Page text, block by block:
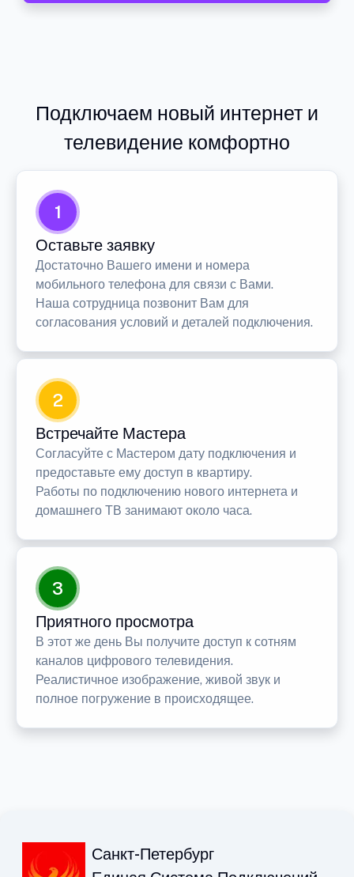
Подключаем новый интернет и
телевидение комфортно
1
Оставьте заявку
Достаточно Вашего имени и номера
мобильного телефона для связи с Вами.
Наша сотрудница позвонит Вам для
согласования условий и деталей подключения.
2
Встречайте Мастера
Согласуйте с Мастером дату подключения и
предоставьте ему доступ в квартиру.
Работы по подключению нового интернета и
домашнего ТВ занимают около часа.
3
Приятного просмотра
В этот же день Вы получите доступ к сотням
каналов цифрового телевидения.
Реалистичное изображение, живой звук и
полное погружение в происходящее.
Санкт-Петербург